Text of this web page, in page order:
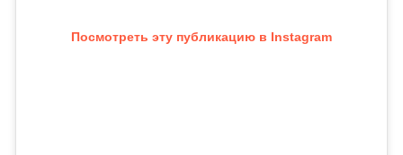
Посмотреть эту публикацию в Instagram